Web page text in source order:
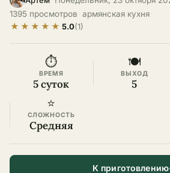
1395 просмотров армянская кухня
★ ★ ★ ★ ★ 5.0(1)
⏱
ВРЕМЯ
5 суток
🍽
ВЫХОД
5
⭐
СЛОЖНОСТЬ
Средняя
К приготовлению